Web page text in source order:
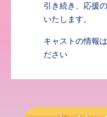
引き続き、応援
いたします。
キャストの情報は
ださい